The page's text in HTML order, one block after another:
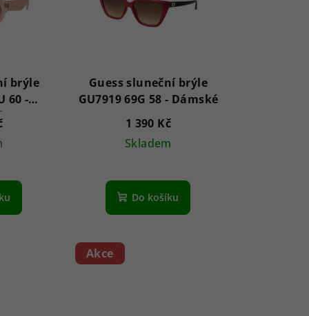
brýle
60 -
Guess sluneční brýle
GU7919 69G 58 - Dámské
1 390 Kč
Skladem
Do košíku
Akce